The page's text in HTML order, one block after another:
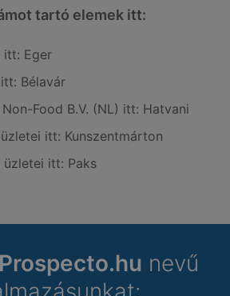
tartó elemek itt:
itt: Eger
Bélavár
Food B.V. (NL) itt: Hatvani
itt: Kunszentmárton
üzletei itt: Paks
Prospecto.hu nevű